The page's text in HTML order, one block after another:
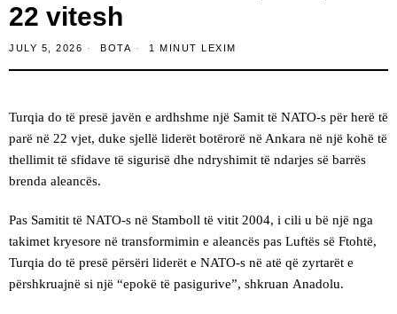
22 vitesh
JULY 5, 2026 BOTA 1 MINUT LEXIM
Turqia do të presë javën e ardhshme një Samit të NATO-s për herë të
parë në 22 vjet, duke sjellë liderët botërorë në Ankara në një kohë të
thellimit të sfidave të sigurisë dhe ndryshimit të ndarjes së barrës
brenda aleancës.
Pas Samitit të NATO-s në Stamboll të vitit 2004, i cili u bë një nga
takimet kryesore në transformimin e aleancës pas Luftës së Ftohtë,
Turqia do të presë përsëri liderët e NATO-s në atë që zyrtarët e
përshkruajnë si një “epokë të pasigurive”, shkruan Anadolu.